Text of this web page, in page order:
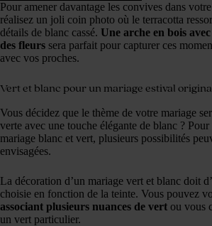
Pour amener davantage les convives dans
réalisez un joli coin photo où le terracotta
détails de blanc cassé. Une arche en bois
des fleurs sera parfait pour capturer ces
avec vos proches.
Vert et blanc pour un mariage estival
Vous décidez que le thème de votre mariage
verte avec une touche élégante de blanc ? Pour
mariage blanc et vert, plusieurs possibilités
envisagées.
La décoration d’un mariage vert et blanc doit
choisie en fonction de la teinte. Vous pouvez
associant plusieurs nuances de vert ou vous
un vert particulier.